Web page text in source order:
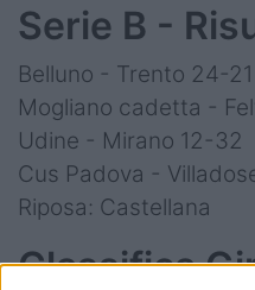
Serie B -
Belluno - Trento 24-21
Mogliano cadetta -
Udine - Mirano 12-32
Cus Padova -
Riposa: Castellana
Classifica